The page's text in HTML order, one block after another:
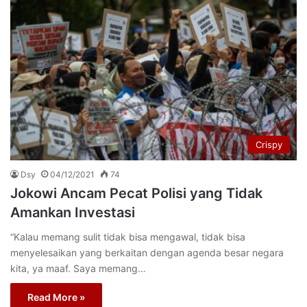
Crispy
Dsy 04/12/2021 74
Jokowi Ancam Pecat Polisi yang Tidak
Amankan Investasi
“Kalau memang sulit tidak bisa mengawal, tidak bisa
menyelesaikan yang berkaitan dengan agenda besar negara
kita, ya maaf. Saya memang…
Read More »